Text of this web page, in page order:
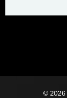
©2026